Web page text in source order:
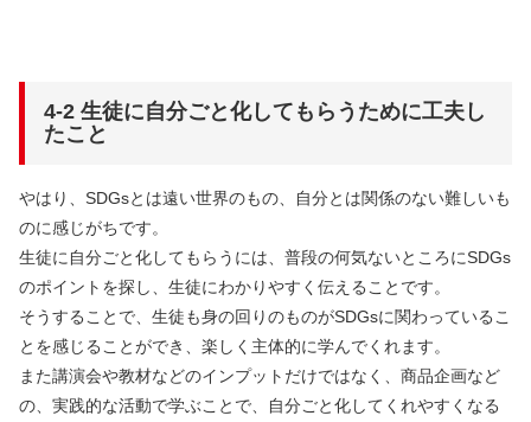
4-2 生徒に自分ごと化してもらうために工夫し
たこと
やはり、SDGsとは遠い世界のもの、自分とは関係のない難しいも
のに感じがちです。
生徒に自分ごと化してもらうには、普段の何気ないところにSDGs
のポイントを探し、生徒にわかりやすく伝えることです。
そうすることで、生徒も身の回りのものがSDGsに関わっているこ
とを感じることができ、楽しく主体的に学んでくれます。
また講演会や教材などのインプットだけではなく、商品企画など
の、実践的な活動で学ぶことで、自分ごと化してくれやすくなる